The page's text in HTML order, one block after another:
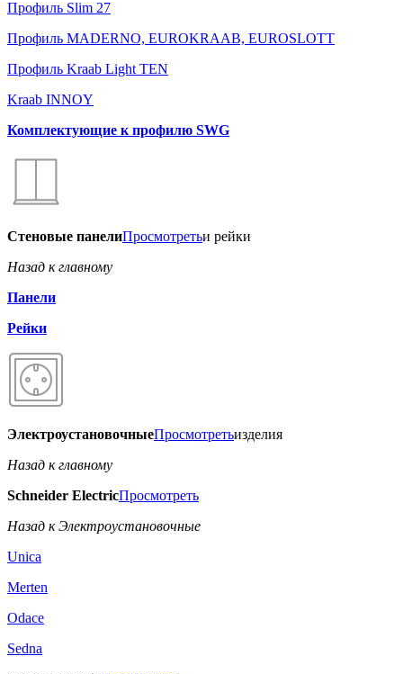
Профиль Slim 27
Профиль MADERNO, EUROKRAAB, EUROSLOTT
Профиль Kraab Light TEN
Kraab INNOY
Комплектующие к профилю SWG
Стеновые панелиПросмотретьи рейки
Назад к главному
Панели
Рейки
ЭлектроустановочныеПросмотретьизделия
Назад к главному
Schneider ElectricПросмотреть
Назад к Электроустановочные
Unica
Merten
Odace
Sedna